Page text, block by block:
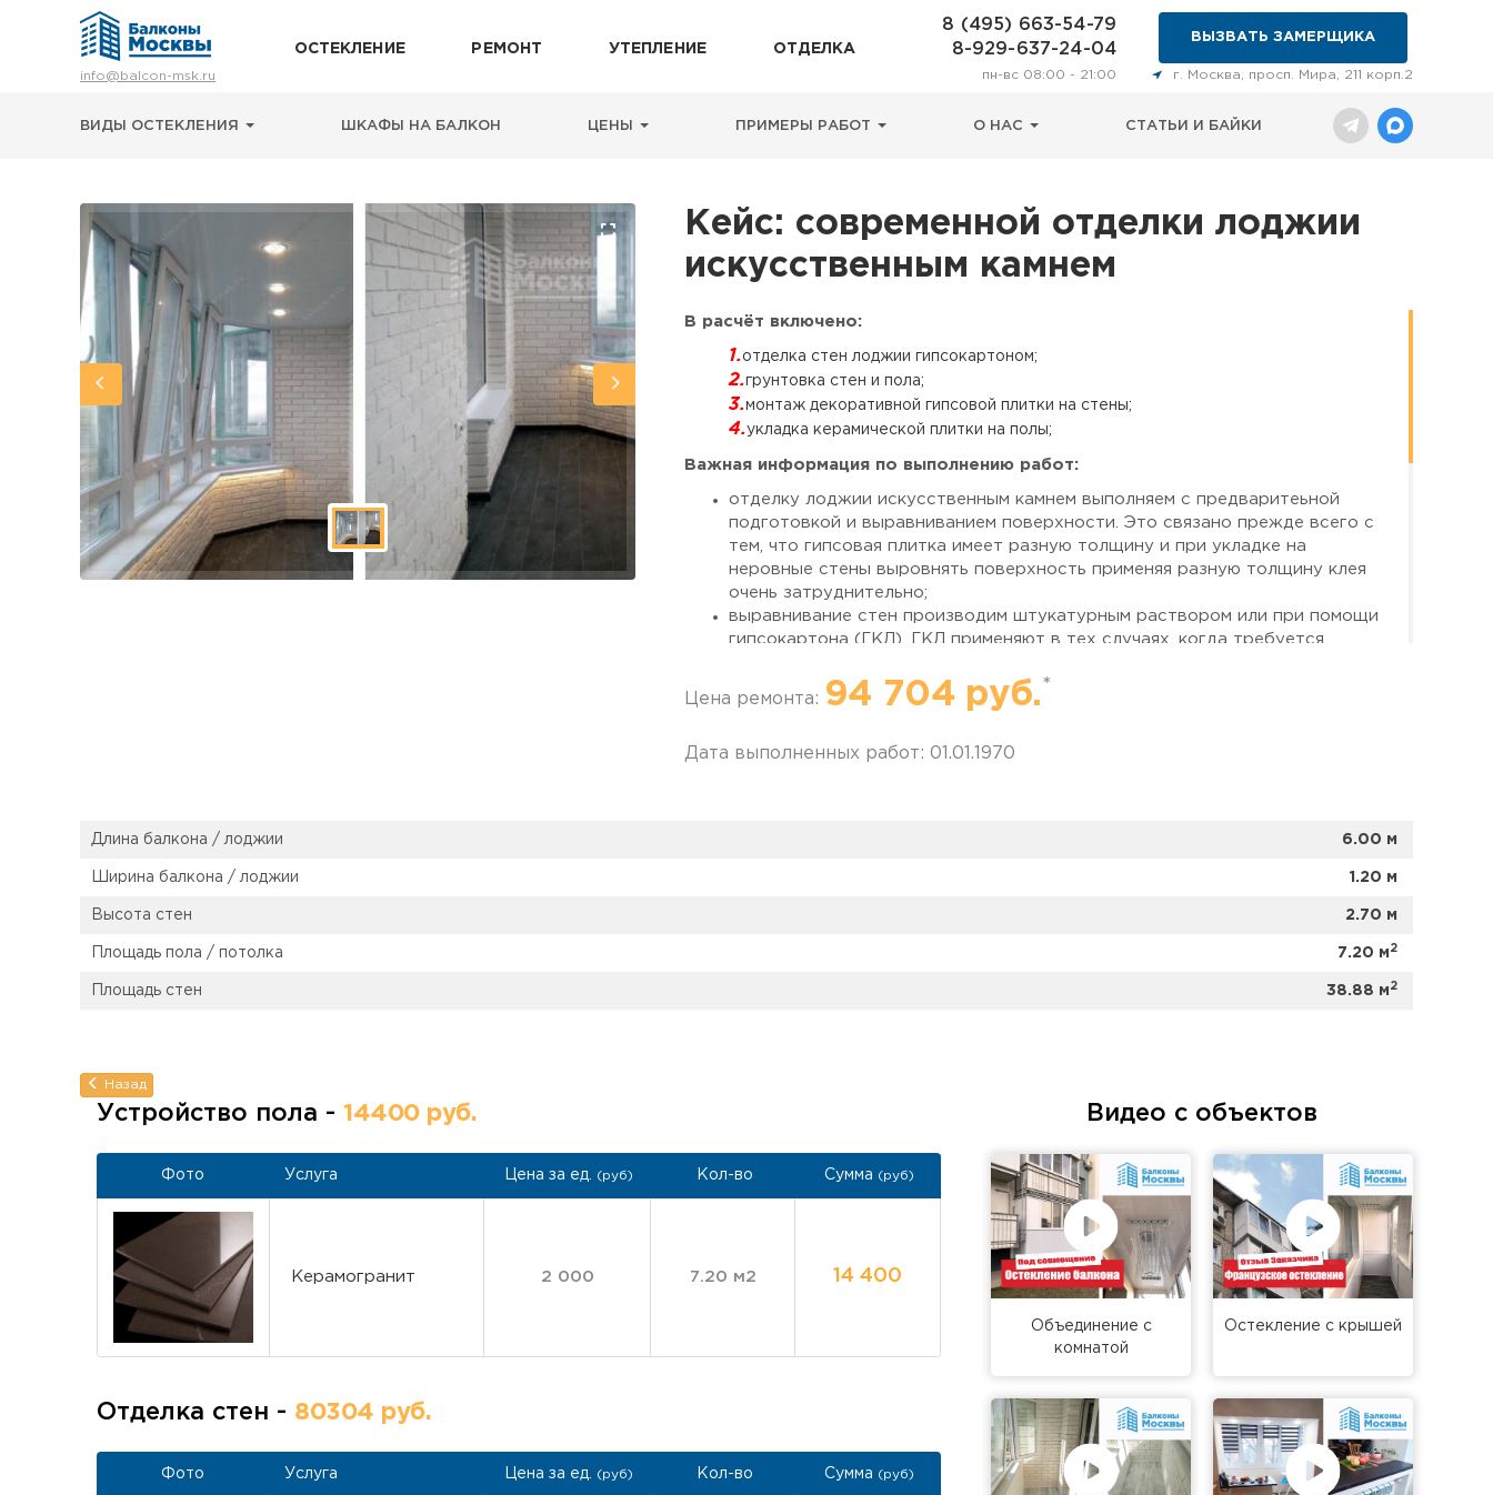
info@balcon-msk.ru
ОСТЕКЛЕНИЕ РЕМОНТ УТЕПЛЕНИЕ ОТДЕЛКА
8 (495) 663-54-79
8-929-637-24-04
пн-вс 08:00 - 21:00
ВЫЗВАТЬ ЗАМЕРЩИКА
г. Москва, просп. Мира, 211 корп.2
ВИДЫ ОСТЕКЛЕНИЯ ШКАФЫ НА БАЛКОН ЦЕНЫ ПРИМЕРЫ РАБОТ О НАС СТАТЬИ И БАЙКИ
Остекление
Утепление
Шкафы на балкон
Примеры работ
Статьи и байки
8 (495) 663-54-79
8-929-637-24-04
ВЫЗВАТЬ ЗАМЕРЩИКА
г. Москва, просп. Мира, 211 корп.2
Назад
Кейс: современной отделки лоджии
искусственным камнем
В расчёт включено:
отделка стен лоджии гипсокартоном;
грунтовка стен и пола;
монтаж декоративной гипсовой плитки на стены;
укладка керамической плитки на полы;
Важная информация по выполнению работ:
отделку лоджии искусственным камнем выполняем с предваритеьной
подготовкой и выравниванием поверхности. Это связано прежде всего с
тем, что гипсовая плитка имеет разную толщину и при укладке на
неровные стены выровнять поверхность применяя разную толщину клея
очень затруднительно;
выравнивание стен производим штукатурным раствором или при помощи
гипсокартона (ГКЛ). ГКЛ применяют в тех случаях, когда требуется
превышающей 1 см.
при выборе гипсовой плитки отдавайте предпочтение окрашенной в
раствор на производстве перед заливкой раствора в формы). Такое
объм работ. Имейте ввиду, цена одного квадратного метра на 3-х метровом
Цена ремонта: 94 704 руб.*
Дата выполненных работ: 01.01.1970
Длина балкона / лоджии 6.00 м
Ширина балкона / лоджии 1.20 м
Высота стен 2.70 м
Площадь пола / потолка 7.20 м 2
Площадь стен 38.88 м 2
Устройство пола - 14400 руб.
Фото Услуга Цена за ед. (руб) Кол-во Сумма (руб)
Керамогранит 2 000 7.20 м2 14 400
Отделка стен - 80304 руб.
Фото Услуга Цена за ед. (руб) Кол-во Сумма (руб)
Видео с объектов
Объединение с
комнатой
Остекление с крышей